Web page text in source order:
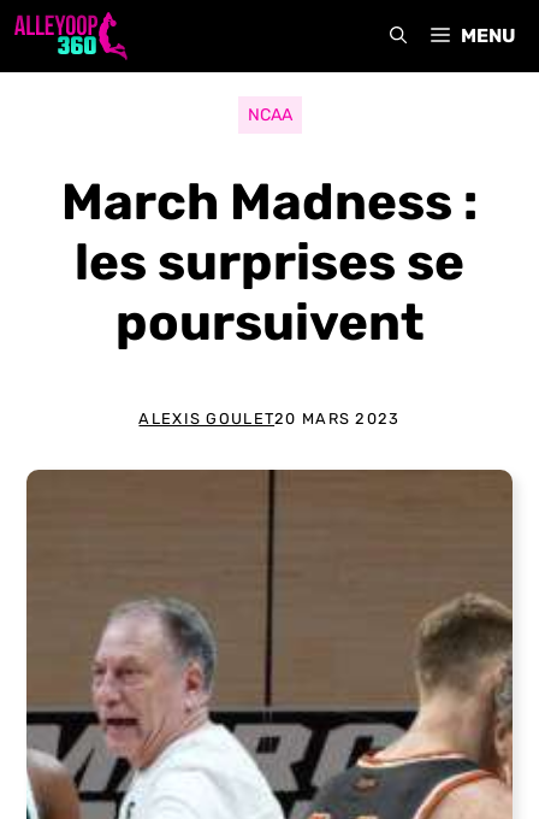
Aller
MENU
NCAA
March Madness :
les surprises se
poursuivent
ALEXIS GOULET20 MARS 2023